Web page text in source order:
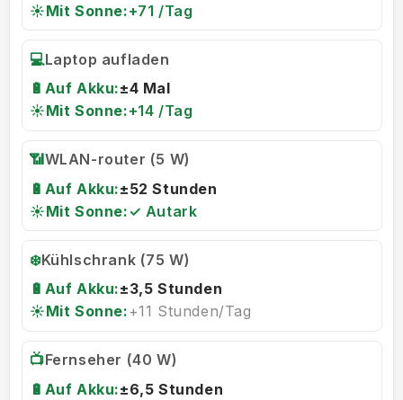
☀️Mit Sonne:+71 /Tag
💻Laptop aufladen
🔋 Auf Akku:±4 Mal
☀️Mit Sonne:+14 /Tag
📶WLAN-router (5 W)
🔋 Auf Akku:±52 Stunden
☀️Mit Sonne: ✓ Autark
❄️Kühlschrank (75 W)
🔋 Auf Akku:±3,5 Stunden
☀️Mit Sonne:+11 Stunden/Tag
📺Fernseher (40 W)
🔋 Auf Akku:±6,5 Stunden